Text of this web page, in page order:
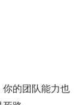
的团队能力也